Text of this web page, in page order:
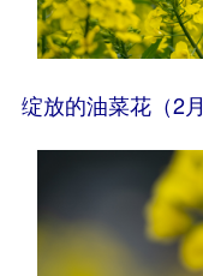
绽放的油菜花（2